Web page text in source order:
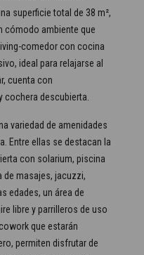
superficie total de 38 m²,
cómodo ambiente que
comedor con cocina
ideal para relajarse al
cuenta con
cochera descubierta.
variedad de amenidades
Entre ellas se destacan la
con solarium, piscina
de masajes, jacuzzi,
edades, un área de
libre y parrilleros de uso
que estarán
permiten disfrutar de